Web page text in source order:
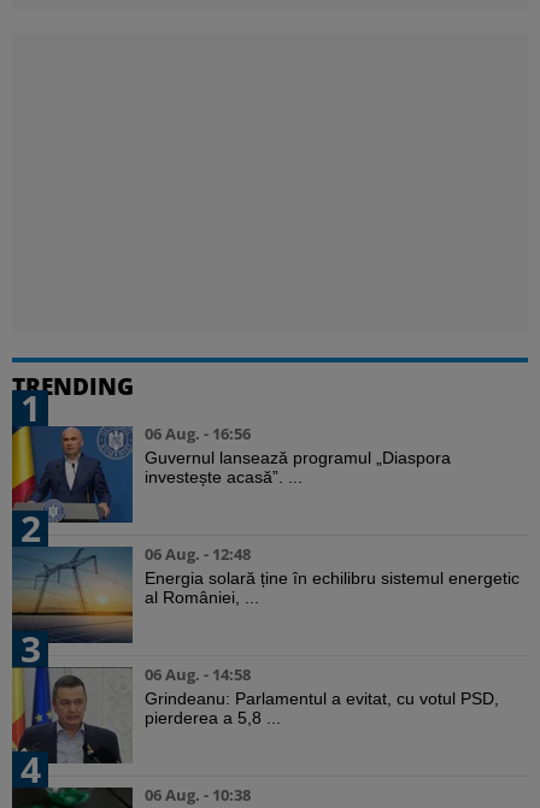
TRENDING
1
06 Aug. - 16:56
Guvernul lansează programul „Diaspora
investește acasă”. ...
2
06 Aug. - 12:48
Energia solară ține în echilibru sistemul energetic
al României, ...
3
06 Aug. - 14:58
Grindeanu: Parlamentul a evitat, cu votul PSD,
pierderea a 5,8 ...
4
06 Aug. - 10:38